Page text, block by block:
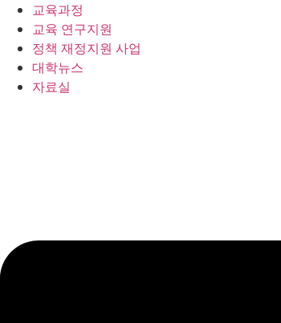
교육과정
교육 연구지원
정책 재정지원 사업
대학뉴스
자료실